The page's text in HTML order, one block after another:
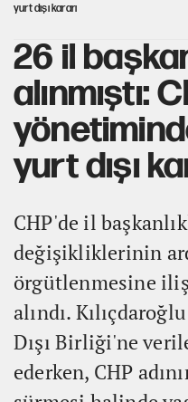
yurt dışı kararı
26 il
alınmıştı:
yurt dışı
CHP'de il
değişikliklerinin
örgütlenmesine
alındı.
Dışı Birliği'ne
ederken, CHP